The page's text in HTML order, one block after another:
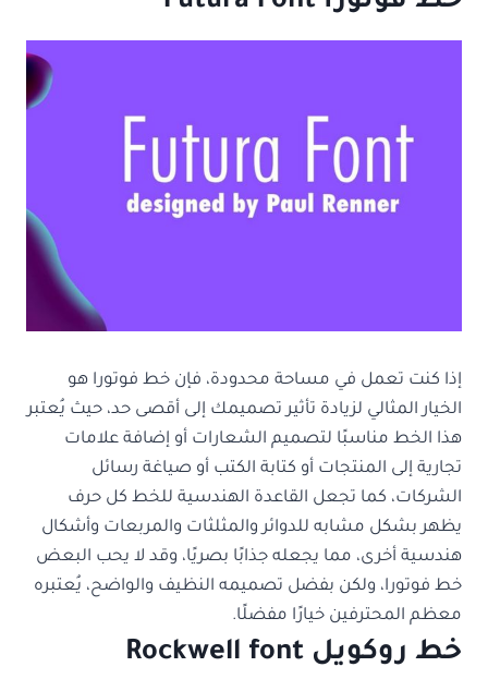
إذا كنت تعمل في مساحة محدودة، فإن خط فوتورا هو
الخيار المثالي لزيادة تأثير تصميمك إلى أقصى حد، حيث يُعتبر
هذا الخط مناسبًا لتصميم الشعارات أو إضافة علامات
تجارية إلى المنتجات أو كتابة الكتب أو صياغة رسائل
الشركات، كما تجعل القاعدة الهندسية للخط كل حرف
يظهر بشكل مشابه للدوائر والمثلثات والمربعات وأشكال
هندسية أخرى، مما يجعله جذابًا بصريًا، وقد لا يحب البعض
خط فوتورا، ولكن بفضل تصميمه النظيف والواضح، يُعتبره
معظم المحترفين خيارًا مفضلًا.
خط روكويل Rockwell font